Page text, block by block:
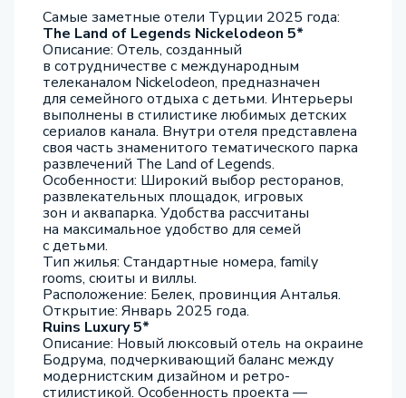
Самые заметные отели Турции 2025 года:
The Land of Legends Nickelodeon 5*
Описание: Отель, созданный
в сотрудничестве с международным
телеканалом Nickelodeon, предназначен
для семейного отдыха с детьми. Интерьеры
выполнены в стилистике любимых детских
сериалов канала. Внутри отеля представлена
своя часть знаменитого тематического парка
развлечений The Land of Legends.
Особенности: Широкий выбор ресторанов,
развлекательных площадок, игровых
зон и аквапарка. Удобства рассчитаны
на максимальное удобство для семей
с детьми.
Тип жилья: Стандартные номера, family
rooms, сюиты и виллы.
Расположение: Белек, провинция Анталья.
Открытие: Январь 2025 года.
Ruins Luxury 5*
Описание: Новый люксовый отель на окраине
Бодрума, подчеркивающий баланс между
модернистским дизайном и ретро-
стилистикой. Особенность проекта —